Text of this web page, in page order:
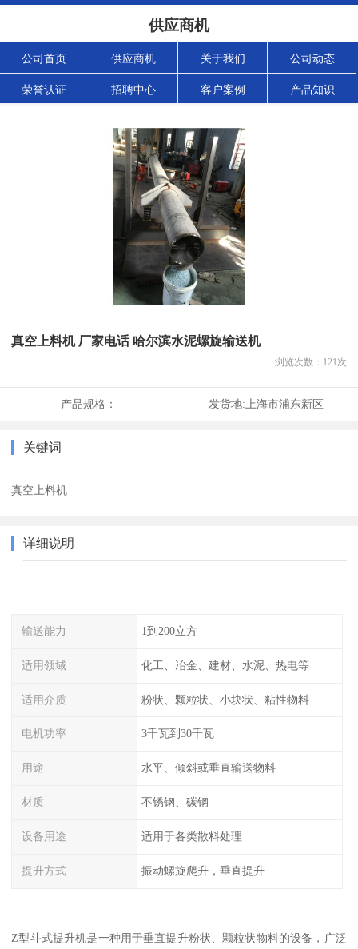
供应商机
公司首页 供应商机 关于我们 公司动态
荣誉认证 招聘中心 客户案例 产品知识
真空上料机 厂家电话 哈尔滨水泥螺旋输送机
浏览次数： 121次
产品规格： 发货地: 上海市浦东新区
关键词
真空上料机
详细说明
输送能力 1到200立方
适用领域 化工、冶金、建材、水泥、热电等
适用介质 粉状、颗粒状、小块状、粘性物料
电机功率 3千瓦到30千瓦
用途 水平、倾斜或垂直输送物料
材质 不锈钢、碳钢
设备用途 适用于各类散料处理
提升方式 振动螺旋爬升，垂直提升
Z型斗式提升机是一种用于垂直提升粉状、颗粒状物料的设备，广泛